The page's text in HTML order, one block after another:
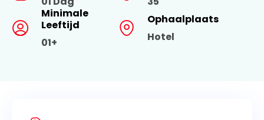
Minimale
Leeftijd
01+
Ophaalplaats
Hotel